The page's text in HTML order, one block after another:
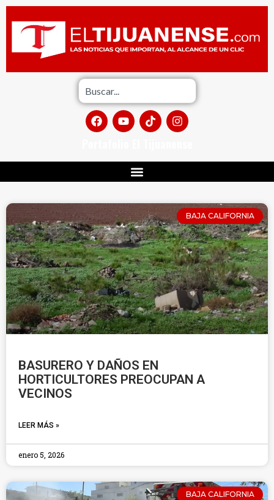
BAJA CALIFORNIA
BASURERO Y DAÑOS EN
HORTICULTORES PREOCUPAN A
VECINOS
LEER MÁS »
enero 5, 2026
BAJA CALIFORNIA